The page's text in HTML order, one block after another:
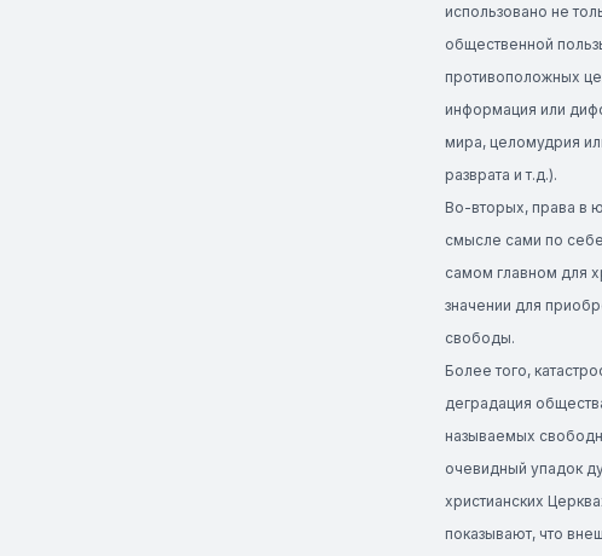
использовано не
общественной
противоположных
информация или
мира, целомудрия
разврата и т.д.).
Во-вторых, права в
смысле сами по
самом главном для
значении для
свободы.
Более того,
деградация
называемых
очевидный упадок
христианских
показывают, что